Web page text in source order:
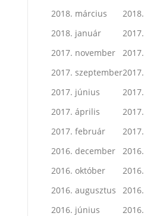
2018. március
2018. január
2017. november
2017. szeptember
2017. június
2017. április
2017. február
2016. december
2016. október
2016. augusztus
2016. június